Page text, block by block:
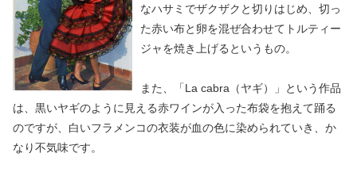
なハサミでザクザクと切りはじめ、切っ
た赤い布と卵を混ぜ合わせてトルティー
ジャを焼き上げるというもの。
また、「La cabra（ヤギ）」という作品
は、黒いヤギのように見える赤ワインが入った布袋を抱えて踊る
のですが、白いフラメンコの衣装が血の色に染められていき、か
なり不気味です。